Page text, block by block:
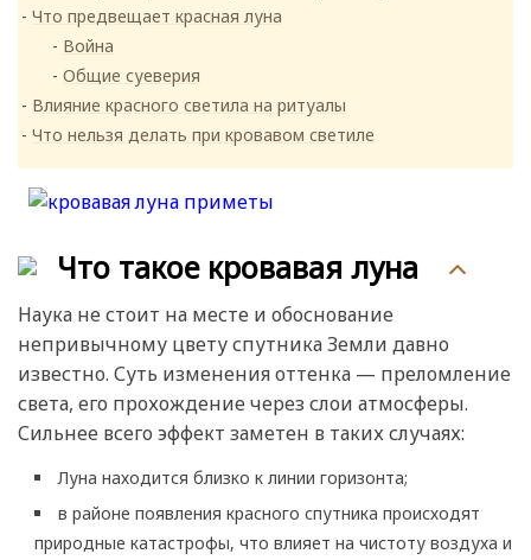
Что предвещает красная луна
Война
Общие суеверия
Влияние красного светила на ритуалы
Что нельзя делать при кровавом светиле
Что такое кровавая луна
Наука не стоит на месте и обоснование
непривычному цвету спутника Земли давно
известно. Суть изменения оттенка — преломление
света, его прохождение через слои атмосферы.
Сильнее всего эффект заметен в таких случаях:
Луна находится близко к линии горизонта;
в районе появления красного спутника происходят
природные катастрофы, что влияет на чистоту воздуха и